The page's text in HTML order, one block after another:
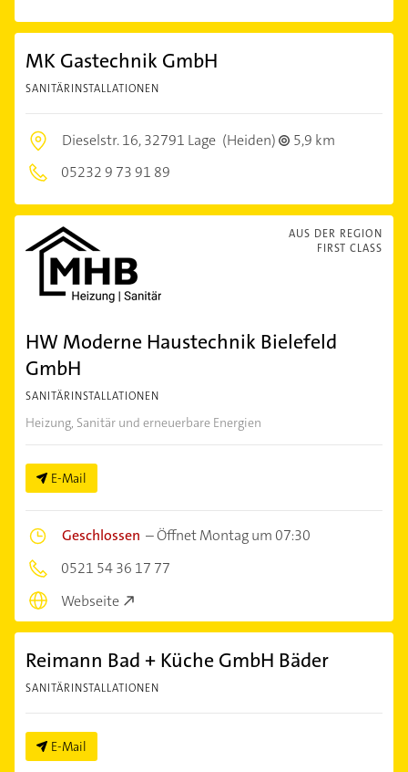
MK Gastechnik GmbH
SANITÄRINSTALLATIONEN
Dieselstr. 16,32791 Lage (Heiden)
5,9 km
05232 9 73 91 89
AUS DER REGION
FIRST CLASS
HW Moderne Haustechnik Bielefeld
GmbH
SANITÄRINSTALLATIONEN
Heizung, Sanitär und erneuerbare Energien
E-Mail
Geschlossen –Öffnet Montag um 07:30
0521 54 36 17 77
Webseite
Reimann Bad + Küche GmbH Bäder
SANITÄRINSTALLATIONEN
E-Mail